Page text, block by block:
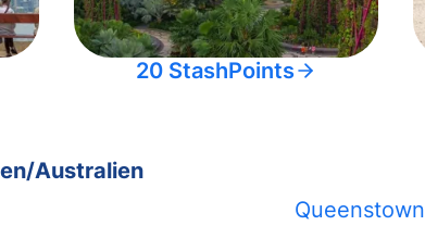
20 StashPoints
Australien
Queenstown